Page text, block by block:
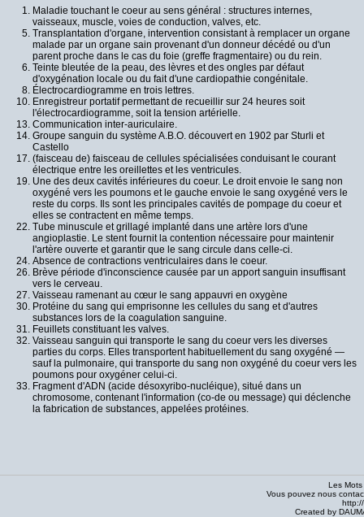
Maladie touchant le coeur au sens général : structures internes,
vaisseaux, muscle, voies de conduction, valves, etc.
Transplantation d'organe, intervention consistant à remplacer un organe
malade par un organe sain provenant d'un donneur décédé ou d'un
parent proche dans le cas du foie (greffe fragmentaire) ou du rein.
Teinte bleutée de la peau, des lèvres et des ongles par défaut
d'oxygénation locale ou du fait d'une cardiopathie congénitale.
Électrocardiogramme en trois lettres.
Enregistreur portatif permettant de recueillir sur 24 heures soit
l'électrocardiogramme, soit la tension artérielle.
Communication inter-auriculaire.
Groupe sanguin du système A.B.O. découvert en 1902 par Sturli et
Castello
(faisceau de) faisceau de cellules spécialisées conduisant le courant
électrique entre les oreillettes et les ventricules.
Une des deux cavités inférieures du coeur. Le droit envoie le sang non
oxygéné vers les poumons et le gauche envoie le sang oxygéné vers le
reste du corps. Ils sont les principales cavités de pompage du coeur et
elles se contractent en même temps.
Tube minuscule et grillagé implanté dans une artère lors d'une
angioplastie. Le stent fournit la contention nécessaire pour maintenir
l'artère ouverte et garantir que le sang circule dans celle-ci.
Absence de contractions ventriculaires dans le coeur.
Brève période d'inconscience causée par un apport sanguin insuffisant
vers le cerveau.
Vaisseau ramenant au cœur le sang appauvri en oxygène
Protéine du sang qui emprisonne les cellules du sang et d'autres
substances lors de la coagulation sanguine.
Feuillets constituant les valves.
Vaisseau sanguin qui transporte le sang du coeur vers les diverses
parties du corps. Elles transportent habituellement du sang oxygéné —
sauf la pulmonaire, qui transporte du sang non oxygéné du coeur vers les
poumons pour oxygéner celui-ci.
Fragment d'ADN (acide désoxyribo-nucléique), situé dans un
chromosome, contenant l'information (co-de ou message) qui déclenche
la fabrication de substances, appelées protéines.
Les
Vous pouvez nous
Created by